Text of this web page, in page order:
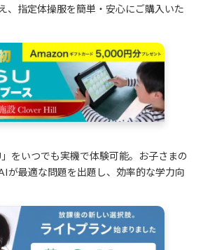
、指定体操服を簡単・安心にご購入いた
をいつでも実機で体験可能。お子さまの
が最適な問題を出題し、効率的な学力向